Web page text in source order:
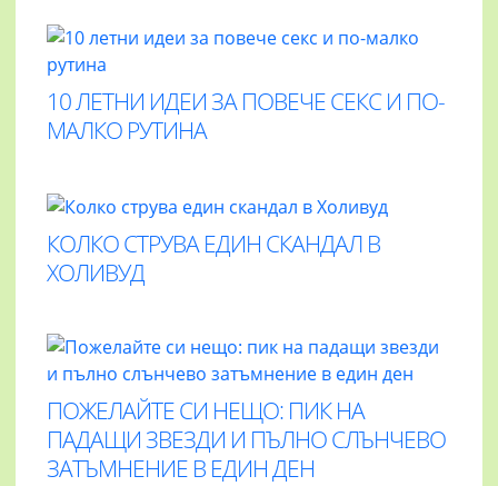
10 ЛЕТНИ ИДЕИ ЗА ПОВЕЧЕ СЕКС И ПО-
МАЛКО РУТИНА
КОЛКО СТРУВА ЕДИН СКАНДАЛ В
ХОЛИВУД
ПОЖЕЛАЙТЕ СИ НЕЩО: ПИК НА
ПАДАЩИ ЗВЕЗДИ И ПЪЛНО СЛЪНЧЕВО
ЗАТЪМНЕНИЕ В ЕДИН ДЕН